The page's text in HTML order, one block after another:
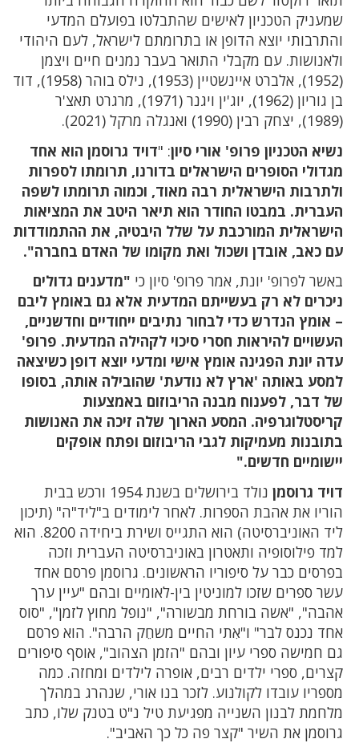
שמעניק הטכניון לאישים שהתבלטו בפועלם המדעי
והתרבותי יוצא הדופן או בתרומתם לישראל, לעם היהודי
ולאנושות. עם מקבלי התואר בעבר נמנים חיים ויצמן
(1952), אלברט איינשטיין (1953), נילס בוהר (1958), דוד
בן גוריון (1962), יוג'ין ויגנר (1971), מרגרט תאצ'ר
(1989), יצחק רבין (1990) ואנגלה מרקל (2021).
נשיא הטכניון פרופ' אורי סיון: "דויד גרוסמן הוא אחד
מגדולי הסופרים הישראלים בדורנו, תרומתו לספרות
ולתרבות הישראלית רבה מאוד, וכמוה תרומתו לשפה
העברית. במבטו החודר הוא תיאר היטב את המציאות
הישראלית המורכבת על שלל היבטיה, את ההתמודדות
עם כאב, אובדן ושכול ואת מקומו של האדם בחברה".
באשר לפרופ' יונת, אמר פרופ' סיון כי "מדענים גדולים
ניכרים לא רק בעשייתם המדעית אלא גם באומץ ליבם
– אומץ הנדרש כדי לבחור נתיבים ייחודיים וחדשניים,
העשויים להיראות חסרי סיכוי לקהילה המדעית. פרופ'
עדה יונת הפגינה אומץ אישי ומדעי יוצא דופן כשיצאה
למסע באותה 'ארץ לא נודעת' שהובילה אותה, בסופו
של דבר, לפענוח מבנה הריבוזום באמצעות
קריסטלוגרפיה. המסע הארוך שלה זיכה את האנושות
בתובנות מעמיקות לגבי הריבוזום ופתח אופקים
יישומיים חדשים."
דויד גרוסמן
נולד בירושלים בשנת 1954 ורכש בבית
הוריו את אהבת הספרות. לאחר לימודים ב"ליד"ה" (תיכון
ליד האוניברסיטה) הוא התגייס ושירת ביחידה 8200. הוא
למד פילוסופיה ותאטרון באוניברסיטה העברית וזכה
בפרסים כבר על סיפוריו הראשונים. גרוסמן פרסם אחד
עשר ספרים שזכו למוניטין בין-לאומיים ובהם "עיין ערך
אהבה", "אשה בורחת מבשורה", "נופל מחוץ לזמן", "סוס
אחד נכנס לבר" ו"אִתי החיים משחֵק הרבה". הוא פרסם
גם חמישה ספרי עיון ובהם "הזמן הצהוב", אוסף סיפורים
קצרים, ספרי ילדים רבים, אופרה לילדים ומחזה. כמה
מספריו עובדו לקולנוע. לזכר בנו אורי, שנהרג במהלך
מלחמת לבנון השנייה מפגיעת טיל נ"ט בטנק שלו, כתב
גרוסמן את השיר "קצר פה כל כך האביב".